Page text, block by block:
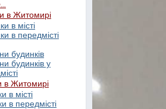
в Житомирі
в місті
в передмісті
будинків
будинків у
в Житомирі
в місті
в передмісті